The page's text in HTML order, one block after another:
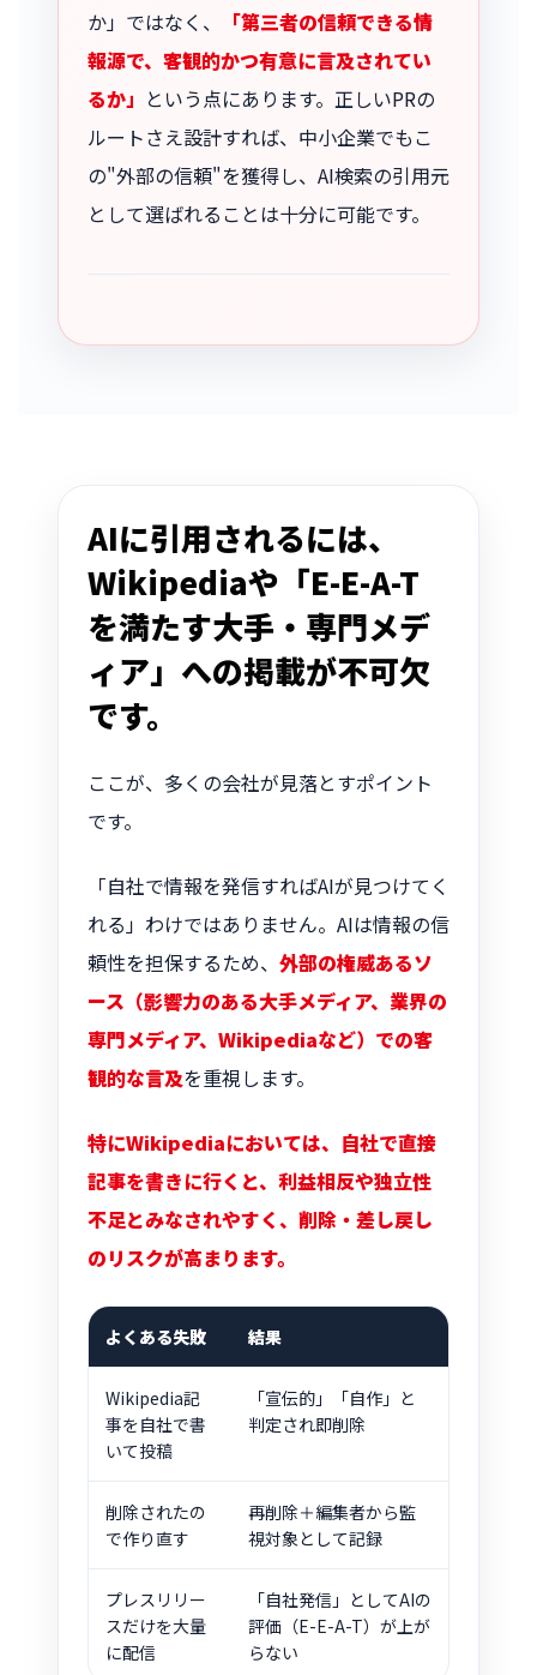
か」ではなく、
「第三者の信頼できる情
報源で、客観的かつ有意に言及されてい
るか」 という点にあります。正しいPRの
ルートさえ設計すれば、中小企業でもこ
の"外部の信頼"を獲得し、AI検索の引用元
として選ばれることは十分に可能です。
AIに引用されるには、
Wikipediaや「E-E-A-T
を満たす大手・専門メデ
ィア」への掲載が不可欠
です。
ここが、多くの会社が見落とすポイント
です。
「自社で情報を発信すればAIが見つけてく
れる」わけではありません。AIは情報の信
頼性を担保するため、 外部の権威あるソ
ース（影響力のある大手メディア、業界の
専門メディア、Wikipediaなど）での客
観的な言及を重視します。
特にWikipediaにおいては、自社で直接
記事を書きに行くと、利益相反や独立性
不足とみなされやすく、削除・差し戻し
のリスクが高まります。
よくある失敗 結果
Wikipedia記
事を自社で書
いて投稿
「宣伝的」「自作」と
判定され即削除
削除されたの
で作り直す
再削除＋編集者から監
視対象として記録
プレスリリー
スだけを大量
に配信
「自社発信」としてAIの
評価（E-E-A-T）が上が
らない